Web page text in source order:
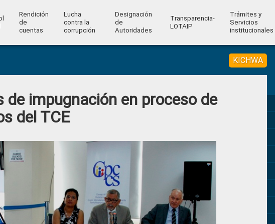
Rendición
de
cuentas
Lucha
contra la
corrupción
Designación
de
Autoridades
Transparencia-
LOTAIP
Trámites y
Servicios
institucionales
KICHWA
de impugnación en proceso de
del TCE